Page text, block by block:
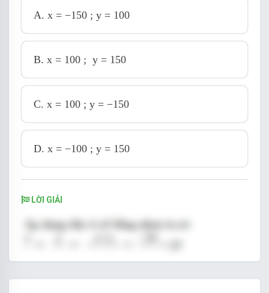
A. x = −150 ; y = 100
B. x = 100 ; y = 150
C. x = 100 ; y = −150
D. x = −100 ; y = 150
LỜI GIẢI